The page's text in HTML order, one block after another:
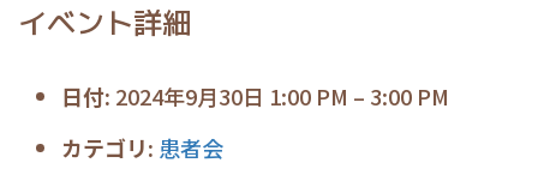
イベント詳細
日付: 2024年9月30日 1:00 PM – 3:00 PM
カテゴリ: 患者会